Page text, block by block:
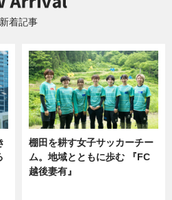
新着記事
棚田を耕す女子サッカーチー
ム。地域とともに歩む 『FC
越後妻有』